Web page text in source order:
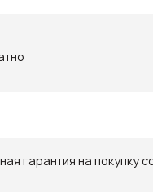
гарантия на покупку